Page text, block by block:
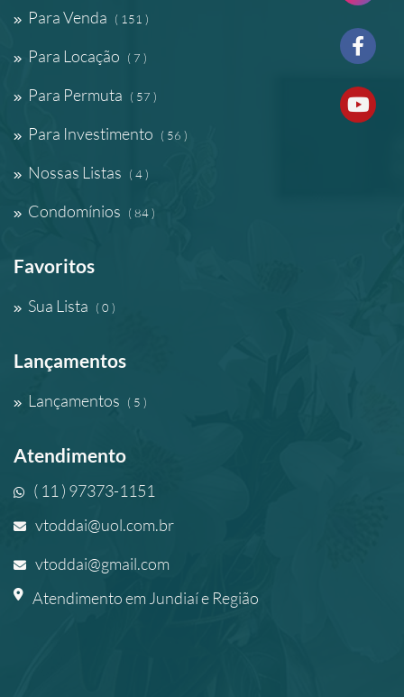
Para Venda ( 151 )
Para Locação ( 7 )
Para Permuta ( 57 )
Para Investimento ( 56 )
Nossas Listas ( 4 )
Condomínios ( 84 )
Favoritos
Sua Lista ( 0 )
Lançamentos
Lançamentos ( 5 )
Atendimento
( 11 ) 97373-1151
vtoddai@uol.com.br
vtoddai@gmail.com
Atendimento em Jundiaí e Região